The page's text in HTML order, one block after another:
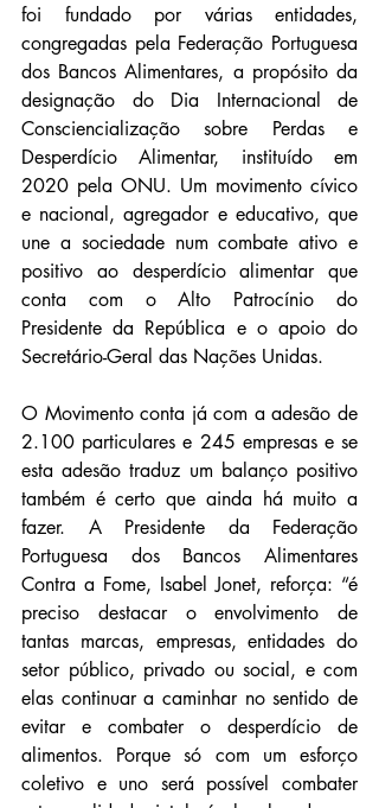
foi fundado por várias entidades,
congregadas pela Federação Portuguesa
dos Bancos Alimentares, a propósito da
designação do Dia Internacional de
Consciencialização sobre Perdas e
Desperdício Alimentar, instituído em
2020 pela ONU. Um movimento cívico
e nacional, agregador e educativo, que
une a sociedade num combate ativo e
positivo ao desperdício alimentar que
conta com o Alto Patrocínio do
Presidente da República e o apoio do
Secretário-Geral das Nações Unidas.
O Movimento conta já com a adesão de
2.100 particulares e 245 empresas e se
esta adesão traduz um balanço positivo
também é certo que ainda há muito a
fazer. A Presidente da Federação
Portuguesa dos Bancos Alimentares
Contra a Fome, Isabel Jonet, reforça: “é
preciso destacar o envolvimento de
tantas marcas, empresas, entidades do
setor público, privado ou social, e com
elas continuar a caminhar no sentido de
evitar e combater o desperdício de
alimentos. Porque só com um esforço
coletivo e uno será possível combater